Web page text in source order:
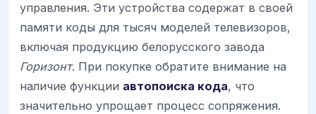
управления. Эти устройства содержат в своей
памяти коды для тысяч моделей телевизоров,
включая продукцию белорусского завода
Горизонт. При покупке обратите внимание на
наличие функции автопоиска кода, что
значительно упрощает процесс сопряжения.